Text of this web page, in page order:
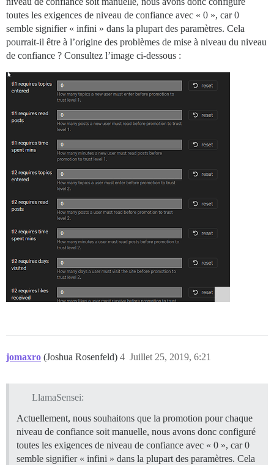
toutes les exigences de niveau de confiance avec « 0 », car 0
semble signifier « infini » dans la plupart des paramètres. Cela
pourrait-il être à l’origine des problèmes de mise à niveau du niveau
de confiance ? Consultez l’image ci-dessous :
jomaxro (Joshua Rosenfeld) Juillet 25, 2019, 6:21
4
LlamaSensei:
Actuellement, nous souhaitons que la promotion pour chaque
niveau de confiance soit manuelle, nous avons donc configuré
toutes les exigences de niveau de confiance avec « 0 », car 0
semble signifier « infini » dans la plupart des paramètres. Cela